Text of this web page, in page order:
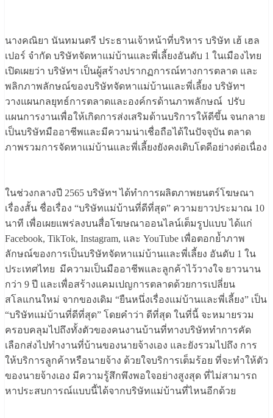
​นางคณิยา นันทมนตรี ประธานเจ้าหน้าที่บริหาร บริษัท เฮ้ เฮล
เปอร์ จำกัด บริษัทจัดหาแม่บ้านและพี่เลี้ยงอันดับ 1 ในเมืองไทย
เปิดเผยว่า บริษัทฯ เป็นผู้สร้างปรากฏการณ์ทางการตลาด และ
พลิกภาพลักษณ์ของบริษัทจัดหาแม่บ้านและพี่เลี้ยง บริษัทฯ
วางแผนกลยุทธ์การตลาดและองค์กรด้านภาพลักษณ์ ปรับ
แผนการงานเพื่อให้เกิดการส่งเสริมด้านบริการให้ดีขึ้น จนกลาย
เป็นบริษัทมืออาชีพและมีความน่าเชื่อถือได้ในปัจจุบัน ตลาด
ภาพรวมการจัดหาแม่บ้านและพี่เลี้ยงยังคงเติบโตดีอย่างต่อเนื่อง
​ในช่วงกลางปี 2565 บริษัทฯ ได้ทำการผลิตภาพยนตร์โฆษณา
เรื่องสั้น ชื่อเรื่อง “บริษัทแม่บ้านที่ดีที่สุด” ความยาวประมาณ 10
นาที เพื่อเผยแพร่ลงบนสื่อโฆษณาออนไลน์เต็มรูปแบบ ได้แก่
Facebook, TikTok, Instagram, และ YouTube เพื่อตอกย้ำภาพ
ลักษณ์ของการเป็นบริษัทจัดหาแม่บ้านและพี่เลี้ยง อันดับ 1 ใน
ประเทศไทย มีความเป็นมืออาชีพและลูกค้าไว้วางใจ ยาวนาน
กว่า 9 ปี และเพื่อสร้างแคมเปญการตลาดด้วยการเปลี่ยน
สโลแกนใหม่ จากของเดิม “ยืนหนึ่งเรื่องแม่บ้านและพี่เลี้ยง” เป็น
“บริษัทแม่บ้านที่ดีที่สุด” โดยคำว่า ดีที่สุด ในที่นี้ จะหมายรวม
ครอบคลุมไปถึงทั้งตัวของคนงานบ้านที่ทางบริษัททำการคัด
เลือกส่งไปทำงานที่บ้านของนายจ้างเอง และยังรวมไปถึง การ
ให้บริการลูกค้าหรือนายจ้าง ด้วยใจบริการเต็มร้อย ที่จะทำให้ตัว
ของนายจ้างเอง มีความรู้สึกพึงพอใจอย่างสูงสุด ที่ไม่สามารถ
หาประสบการณ์แบบนี้ได้จากบริษัทแม่บ้านที่ไหนอีกด้วย